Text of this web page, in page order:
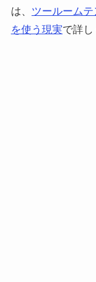
は、 ツールーム
を使う現実で詳し